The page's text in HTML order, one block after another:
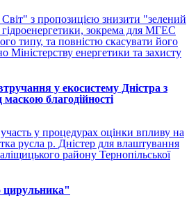
з пропозицією знизити "зелений
гідроенергетики, зокрема для МГЕС
типу, та повністю скасувати його
Міністерству енергетики та захисту
у екосистему Дністра з
благодійності
у процедурах оцінки впливу на
русла р. Дністер для влаштування
району Тернопільської
цирульника"